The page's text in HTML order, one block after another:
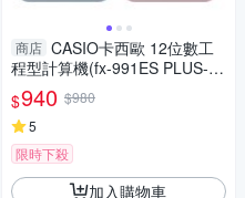
商店 CASIO卡西歐 12位數工
程型計算機(fx-991ES PLUS-2)
-藍/藕粉
$940 $980
5
限時下殺
加入購物車